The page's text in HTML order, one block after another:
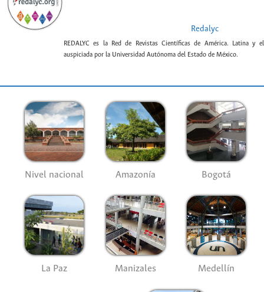
Redalyc
REDALYC es la Red de Revistas Científicas de América. Latina y
auspiciada por la Universidad Autónoma del Estado de México.
Nivel nacional Amazonía Bogotá
La Paz Manizales Medellín